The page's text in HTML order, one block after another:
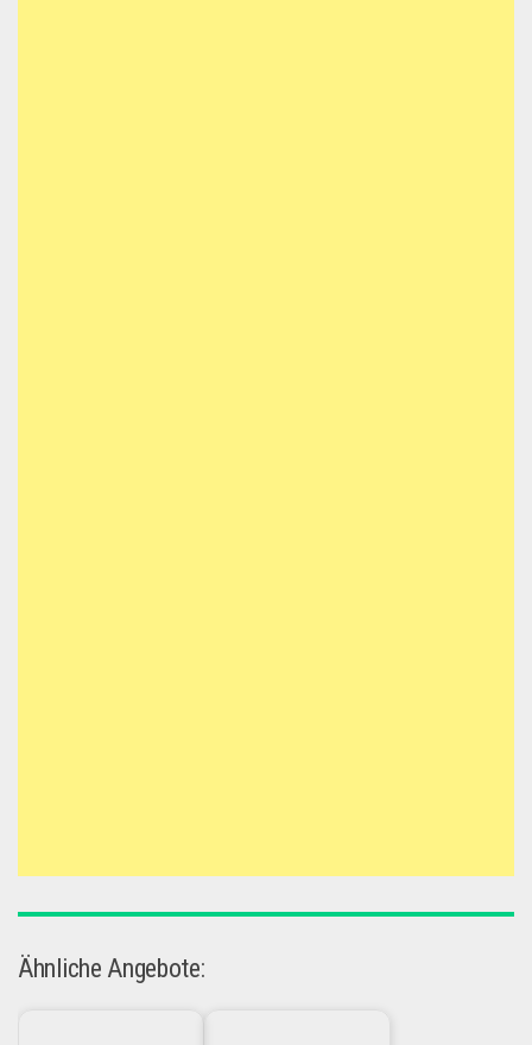
Ähnliche Angebote: